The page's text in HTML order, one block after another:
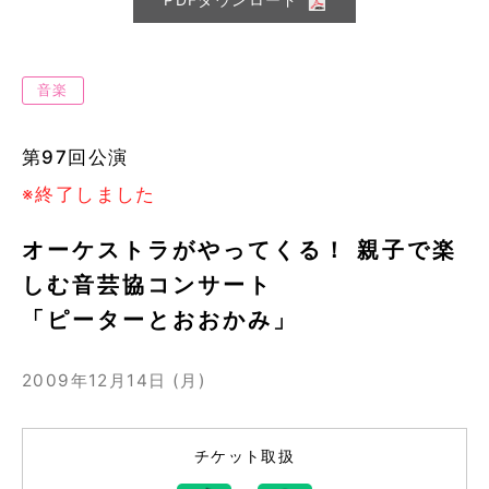
音楽
第97回公演
※終了しました
オーケストラがやってくる！ 親子で楽
しむ音芸協コンサート
「ピーターとおおかみ」
2009年12月14日 (月)
チケット取扱